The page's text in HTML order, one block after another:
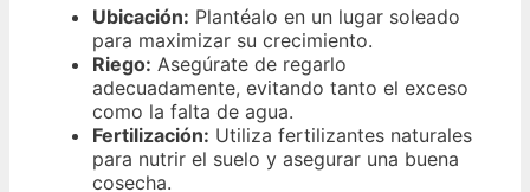
Ubicación: Plantéalo en un lugar soleado
para maximizar su crecimiento.
Riego: Asegúrate de regarlo
adecuadamente, evitando tanto el exceso
como la falta de agua.
Fertilización: Utiliza fertilizantes naturales
para nutrir el suelo y asegurar una buena
cosecha.